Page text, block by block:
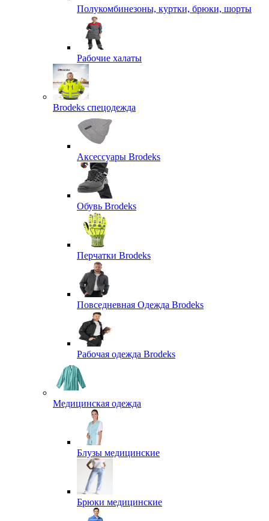
Полукомбинезоны, куртки, брюки, шорты
Рабочие халаты
Brodeks спецодежда
Аксессуары Brodeks
Обувь Brodeks
Перчатки Brodeks
Повседневная Одежда Brodeks
Рабочая одежда Brodeks
Медицинская одежда
Блузы медицинские
Брюки медицинские